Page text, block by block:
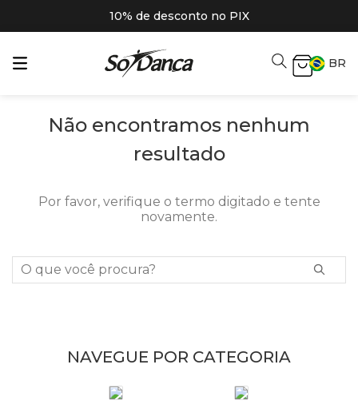
10% de desconto no PIX
BR
Não encontramos nenhum
resultado
Por favor, verifique o termo digitado e tente
novamente.
O que você procura?
NAVEGUE POR CATEGORIA